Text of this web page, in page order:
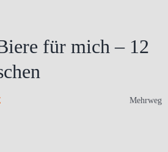
für mich – 12
Mehrweg